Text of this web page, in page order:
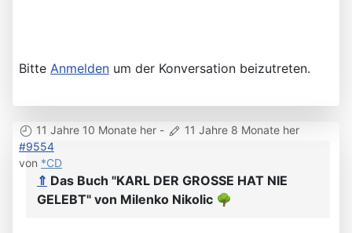
Bitte Anmelden um der Konversation beizutreten.
11 Jahre 10 Monate her -
11 Jahre 8 Monate her
#9554
von *CD
⇑ Das Buch "KARL DER GROSSE HAT NIE
GELEBT" von Milenko Nikolic 🌳